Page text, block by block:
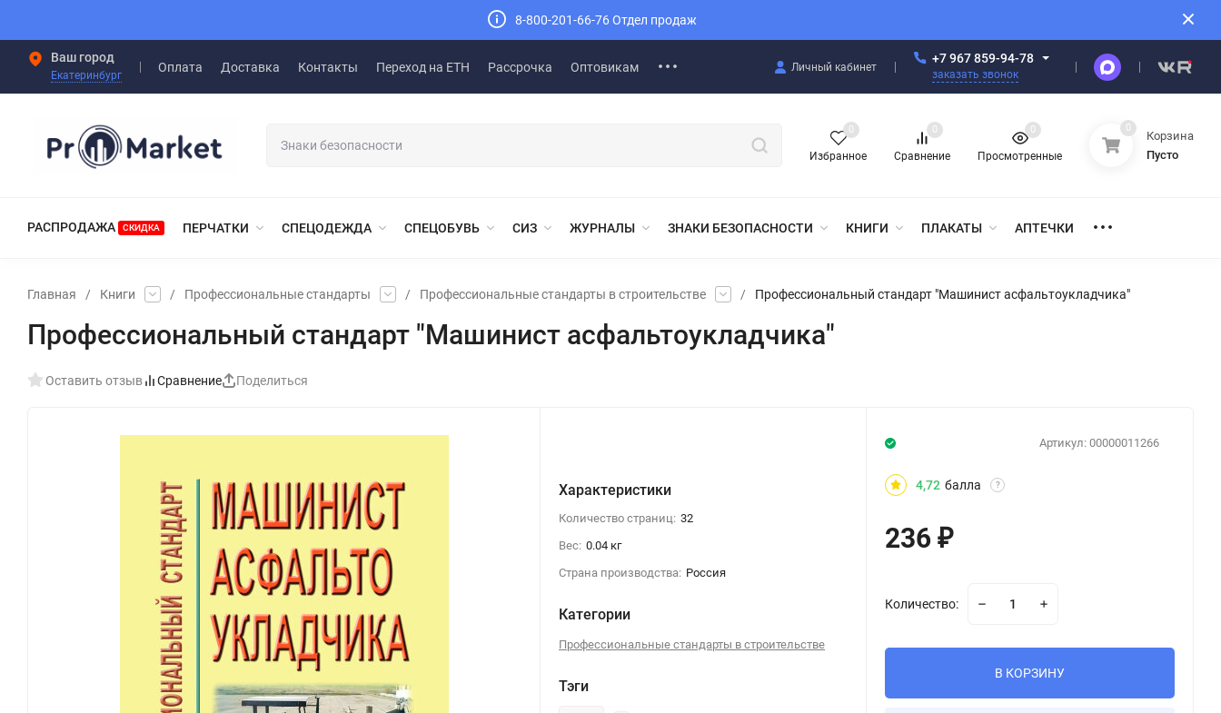
8-800-201-66-76 Отдел продаж
Ваш город
Екатеринбург
Оплата Доставка Контакты Переход на ЕТН Рассрочка Оптовикам Личный кабинет
+7 967 859-94-78
заказать звонок
Избранное
0
Сравнение
0
Просмотренные
0 0
Корзина
Пусто
РАСПРОДАЖА СКИДКА ПЕРЧАТКИ СПЕЦОДЕЖДА СПЕЦОБУВЬ СИЗ ЖУРНАЛЫ ЗНАКИ БЕЗОПАСНОСТИ КНИГИ ПЛАКАТЫ АПТЕЧКИ
Главная / Книги / Профессиональные стандарты / Профессиональные стандарты в строительстве / Профессиональный стандарт "Машинист асфальтоукладчика"
Профессиональный стандарт "Машинист асфальтоукладчика"
Оставить отзыв Сравнение Поделиться
Характеристики
Количество страниц: 32
Вес: 0.04 кг
Страна производства: Россия
Категории
Профессиональные стандарты в строительстве
Тэги
Артикул: 00000011266
4,72 балла ?
236₽
Количество:
В КОРЗИНУ